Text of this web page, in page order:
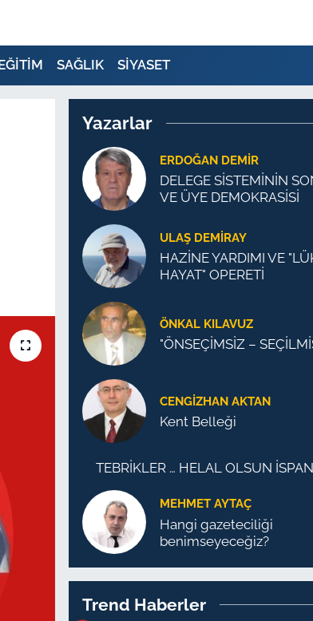
SAĞLIK SİYASET
Yazarlar
ERDOĞAN DEMIR
DELEGE SİSTEMİNİN
VE ÜYE DEMOKRASİSİ
ULAŞ DEMİRAY
HAZİNE YARDIMI VE
HAYAT" OPERETİ
ÖNKAL KILAVUZ
"ÖNSEÇİMSİZ –
CENGİZHAN AKTAN
Kent Belleği
TEBRİKLER … HELAL OLSUN
MEHMET AYTAÇ
Hangi gazeteciliği
benimseyeceğiz?
Trend Haberler